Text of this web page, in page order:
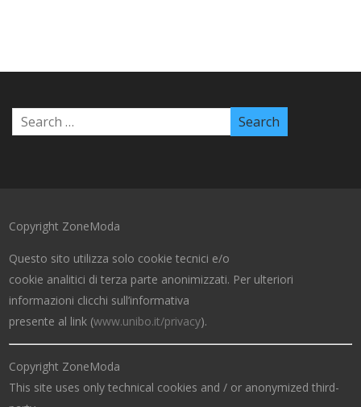
Copyright ZoneModa
Questo sito utilizza solo cookie tecnici e/o
cookie analitici di terza parte anonimizzati. Per ulteriori
informazioni clicchi sull’informativa
presente al link (www.unibo.it/privacy).
Copyright ZoneModa
This site uses only technical cookies and / or anonymized third-